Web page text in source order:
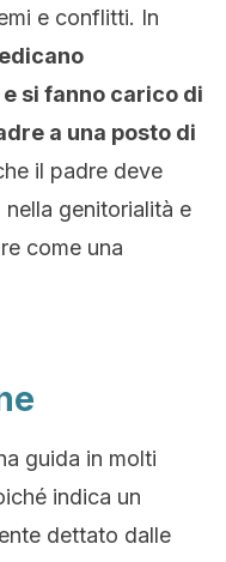
e conflitti. In
si fanno carico di
a una posto di
il padre deve
genitorialità e
come una
guida in molti
indica un
dettato dalle